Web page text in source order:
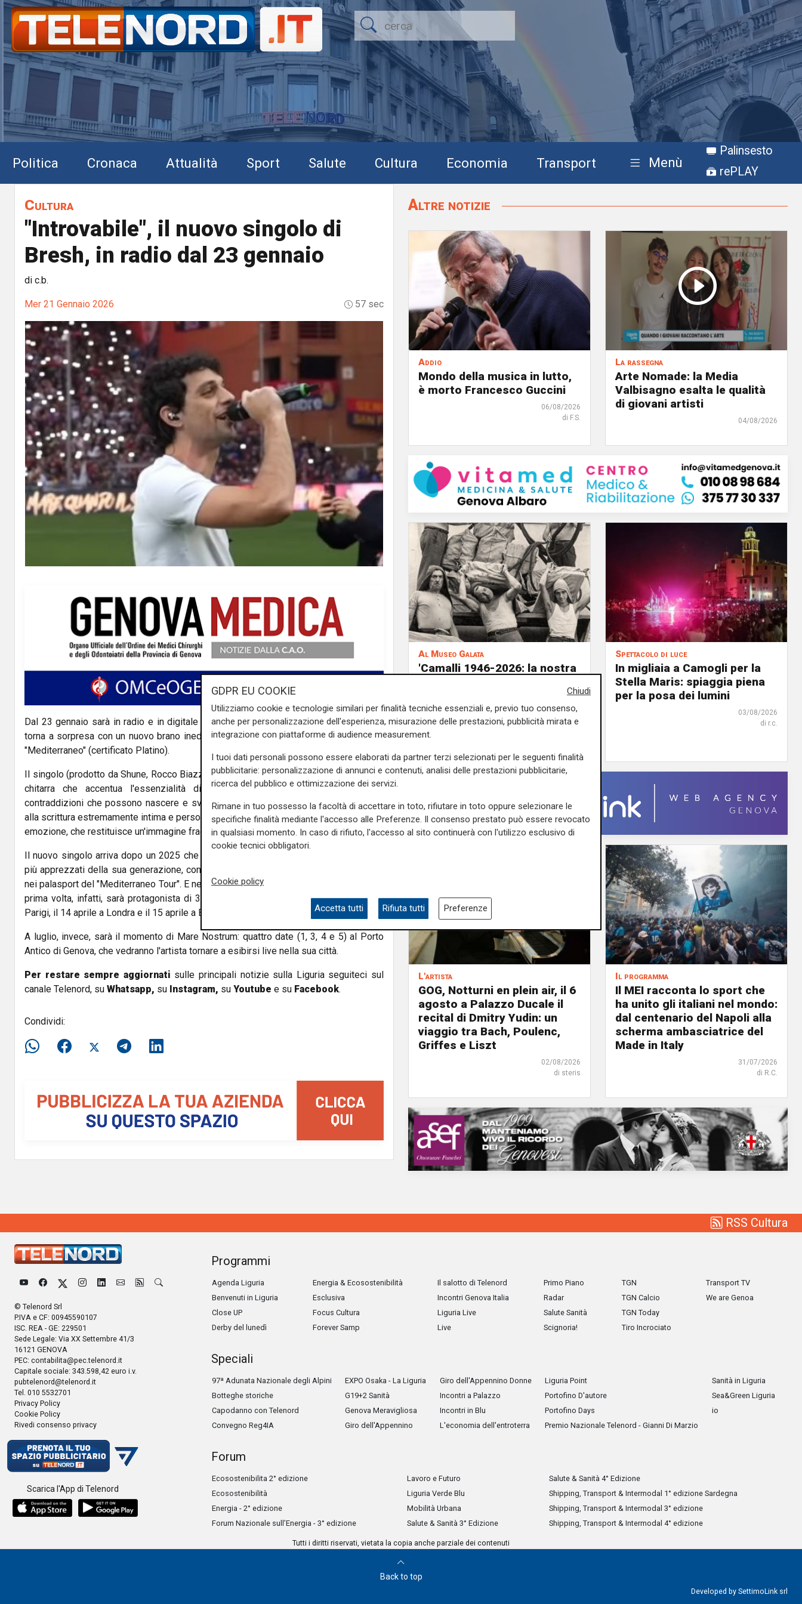
Politica Cronaca Attualità Sport Salute Cultura Economia Transport Menù
Palinsesto
rePLAY
Cultura
"Introvabile", il nuovo singolo di
Bresh, in radio dal 23 gennaio
di c.b.
Mer 21 Gennaio 2026 57 sec
Dal 23 gennaio sarà in radio e in digitale "Introvabile", il nuovo singolo di Bresh, che
torna a sorpresa con un nuovo brano inedito, dopo l'uscita lo scorso anno dell'album
"Mediterraneo" (certificato Platino).
Il singolo (prodotto da Shune, Rocco Biazzi, Juli) è caratterizzato da un iniziale giro di
chitarra che accentua l'essenzialità di "Introvabile" e dipinge senza filtri le
contraddizioni che possono nascere e svilupparsi all'interno di una relazione. Grazie
alla scrittura estremamente intima e personale di Bresh, il risultato è un brano carico di
emozione, che restituisce un'immagine fragile e umana dell'artista.
Il nuovo singolo arriva dopo un 2025 che ha consacrato Bresh come uno degli artisti
più apprezzati della sua generazione, con la pubblicazione di Mediterraneo e le date
nei palasport del "Mediterraneo Tour". E nel 2026 Bresh arriverà anche in Europa: per la
prima volta, infatti, sarà protagonista di 3 date nel Vecchio Continente: il 12 aprile a
Parigi, il 14 aprile a Londra e il 15 aprile a Barcellona.
A luglio, invece, sarà il momento di Mare Nostrum: quattro date (1, 3, 4 e 5) al Porto
Antico di Genova, che vedranno l'artista tornare a esibirsi live nella sua città.
Per restare sempre aggiornati sulle principali notizie sulla Liguria seguiteci sul
canale Telenord, su Whatsapp, su Instagram, su Youtube e su Facebook.
Condividi:
Altre notizie
Addio
Mondo della musica in lutto,
è morto Francesco Guccini
06/08/2026
di F.S.
La rassegna
Arte Nomade: la Media
Valbisagno esalta le qualità
di giovani artisti
04/08/2026
Al Museo Galata
'Camalli 1946-2026: la nostra
anni della CULMV
03/08/2026
Spettacolo di luce
In migliaia a Camogli per la
Stella Maris: spiaggia piena
per la posa dei lumini
03/08/2026
di r.c.
L'artista
GOG, Notturni en plein air, il 6
agosto a Palazzo Ducale il
recital di Dmitry Yudin: un
viaggio tra Bach, Poulenc,
Griffes e Liszt
02/08/2026
di steris
Il programma
Il MEI racconta lo sport che
ha unito gli italiani nel mondo:
dal centenario del Napoli alla
scherma ambasciatrice del
Made in Italy
31/07/2026
di R.C.
RSS Cultura
© Telenord Srl
P.IVA e CF: 00945590107
ISC. REA - GE: 229501
Sede Legale: Via XX Settembre 41/3
16121 GENOVA
PEC: contabilita@pec.telenord.it
Capitale sociale: 343.598,42 euro i.v.
pubtelenord@telenord.it
Tel. 010 5532701
Privacy Policy
Cookie Policy
Rivedi consenso privacy
Scarica l'App di Telenord
Programmi
Agenda Liguria
Benvenuti in Liguria
Close UP
Derby del lunedì
Energia & Ecosostenibilità
Esclusiva
Focus Cultura
Forever Samp
Il salotto di Telenord
Incontri Genova Italia
Liguria Live
Live
Primo Piano
Radar
Salute Sanità
Scignoria!
TGN
TGN Calcio
TGN Today
Tiro Incrociato
Transport TV
We are Genoa
Speciali
97ª Adunata Nazionale degli Alpini
Botteghe storiche
Capodanno con Telenord
Convegno Reg4IA
EXPO Osaka - La Liguria
G19+2 Sanità
Genova Meravigliosa
Giro dell'Appennino
Giro dell'Appennino Donne
Incontri a Palazzo
Incontri in Blu
L'economia dell'entroterra
Liguria Point
Portofino D'autore
Portofino Days
Premio Nazionale Telenord - Gianni Di Marzio
Sanità in Liguria
Sea&Green Liguria
io
Forum
Ecosostenibilita 2° edizione
Ecosostenibilità
Energia - 2° edizione
Forum Nazionale sull’Energia - 3° edizione
Lavoro e Futuro
Liguria Verde Blu
Mobilità Urbana
Salute & Sanità 3° Edizione
Salute & Sanità 4° Edizione
Shipping, Transport & Intermodal 1° edizione Sardegna
Shipping, Transport & Intermodal 3° edizione
Shipping, Transport & Intermodal 4° edizione
Tutti i diritti riservati, vietata la copia anche parziale dei contenuti
Back to top
Developed by SettimoLink srl
Chiudi
GDPR EU COOKIE
Utilizziamo cookie e tecnologie similari per finalità tecniche essenziali e, previo tuo consenso,
anche per personalizzazione dell'esperienza, misurazione delle prestazioni, pubblicità mirata e
integrazione con piattaforme di audience measurement.
I tuoi dati personali possono essere elaborati da partner terzi selezionati per le seguenti finalità
pubblicitarie: personalizzazione di annunci e contenuti, analisi delle prestazioni pubblicitarie,
ricerca del pubblico e ottimizzazione dei servizi.
Rimane in tuo possesso la facoltà di accettare in toto, rifiutare in toto oppure selezionare le
specifiche finalità mediante l'accesso alle Preferenze. Il consenso prestato può essere revocato
in qualsiasi momento. In caso di rifiuto, l'accesso al sito continuerà con l'utilizzo esclusivo di
cookie tecnici obbligatori.
Cookie policy
Accetta tutti Rifiuta tutti Preferenze